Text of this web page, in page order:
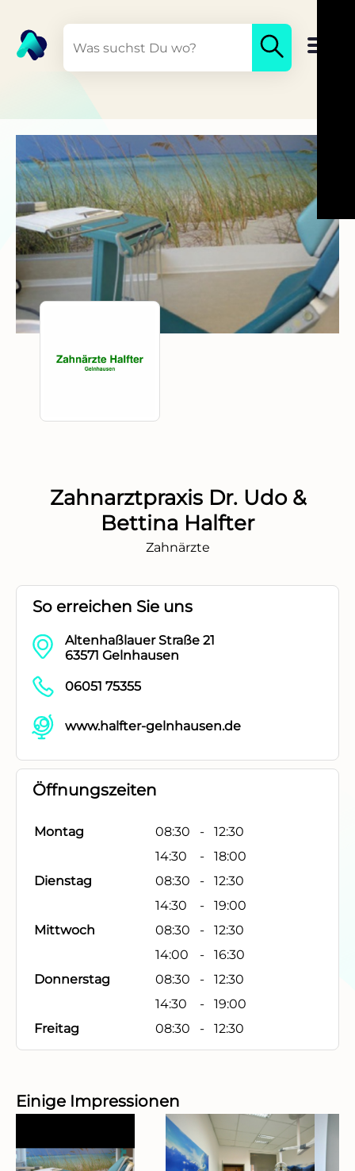
Zahnarztpraxis Dr. Udo &
Bettina Halfter
Zahnärzte
So erreichen Sie uns
Altenhaßlauer Straße 21
63571 Gelnhausen
06051 75355
www.halfter-gelnhausen.de
Öffnungszeiten
Montag 08:30 -
12:30
14:30
-
18:00
Dienstag
08:30 -
12:30
14:30
-
19:00
Mittwoch
08:30 -
12:30
14:00
-
16:30
Donnerstag
08:30 -
12:30
14:30
-
19:00
Freitag
08:30 - 12:30
Einige Impressionen